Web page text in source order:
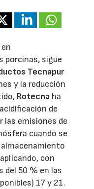
porcinas, sigue
Tecnapur
y la reducción
Rotecna ha
de
las emisiones de
cuando se
con
del 50 % en las
17 y 21.